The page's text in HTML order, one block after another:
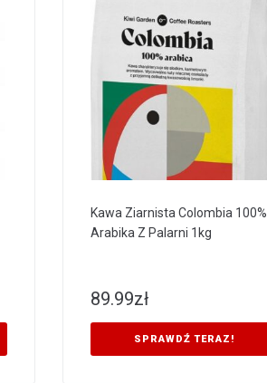
Kawa Ziarnista Colombia 100%
Arabika Z Palarni 1kg
89.99zł
SPRAWDŹ TERAZ!